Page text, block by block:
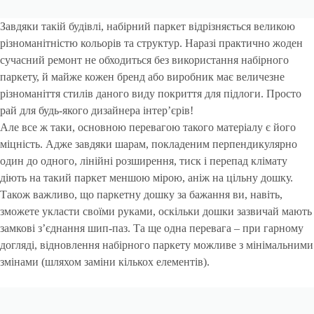
Завдяки такій будівлі, набірний паркет відрізняється великою
різноманітністю кольорів та структур. Наразі практично жоден
сучасний ремонт не обходиться без використання набірного
паркету, й майже кожен бренд або виробник має величезне
різноманіття стилів даного виду покриття для підлоги. Просто
рай для будь-якого дизайнера інтер’єрів!
Але все ж таки, основною перевагою такого матеріалу є його
міцність. Адже завдяки шарам, покладеним перпендикулярно
один до одного, лінійні розширення, тиск і перепад клімату
діють на такий паркет меншою мірою, аніж на цільну дошку.
Також важливо, що паркетну дошку за бажання ви, навіть,
зможете укласти своїми руками, оскільки дошки зазвичай мають
замкові з’єднання шип-паз. Та ще одна перевага – при гарному
догляді, відновлення набірного паркету можливе з мінімальними
змінами (шляхом заміни кількох елементів).